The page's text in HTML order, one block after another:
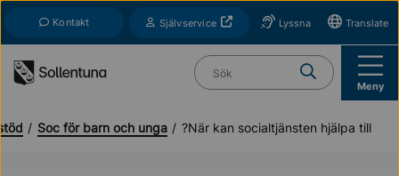
Kontakt SjälvserviceÖppnas i nytt fönsterLyssna Translate
Vad söker du?
Meny
Soc för barn och unga När kan socialtjänsten hjälpa till?